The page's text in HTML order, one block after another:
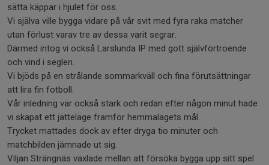
sätta käppar i hjulet för oss.
Vi själva ville bygga vidare på vår svit med fyra raka matcher
utan förlust varav tre av dessa varit segrar.
Därmed intog vi också Larslunda IP med gott självförtroende
och vind i seglen.
Vi bjöds på en strålande sommarkväll och fina förutsättningar
att lira fin fotboll.
Vår inledning var också stark och redan efter någon minut hade
vi skapat ett jätteläge framför hemmalagets mål.
Trycket mattades dock av efter dryga tio minuter och
matchbilden jämnade ut sig.
Viljan Strängnäs växlade mellan att försöka bygga upp sitt spel